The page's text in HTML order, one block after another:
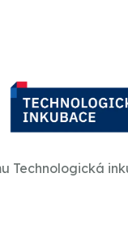
Technologická